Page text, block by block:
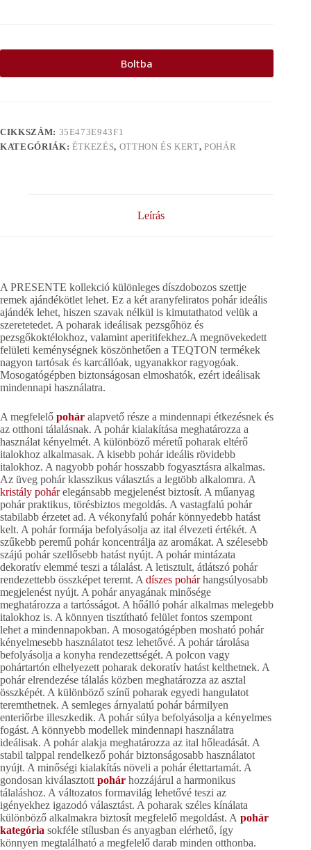
Boltba
CIKKSZÁM: 35E473E943F1
KATEGÓRIÁK: ÉTKEZÉS, OTTHON ÉS KERT,POHÁR
Leírás
A PRESENTE kollekció különleges díszdobozos szettje
remek ajándékötlet lehet. Ez a két aranyfeliratos pohár ideális
ajándék lehet, hiszen szavak nélkül is kimutathatod velük a
szeretetedet. A poharak ideálisak pezsgőhöz és
pezsgőkoktélokhoz, valamint aperitifekhez.A megnövekedett
felületi keménységnek köszönhetően a TEQTON termékek
nagyon tartósak és karcállóak, ugyanakkor ragyogóak.
Mosogatógépben biztonságosan elmoshatók, ezért ideálisak
mindennapi használatra.
A megfelelő pohár alapvető része a mindennapi étkezésnek és
az otthoni tálalásnak. A pohár kialakítása meghatározza a
használat kényelmét. A különböző méretű poharak eltérő
italokhoz alkalmasak. A kisebb pohár ideális rövidebb
italokhoz. A nagyobb pohár hosszabb fogyasztásra alkalmas.
Az üveg pohár klasszikus választás a legtöbb alkalomra. A
kristály pohárelegánsabb megjelenést biztosít. A műanyag
pohár praktikus, törésbiztos megoldás. A vastagfalú pohár
stabilabb érzetet ad. A vékonyfalú pohár könnyedebb hatást
kelt. A pohár formája befolyásolja az ital élvezeti értékét. A
szűkebb peremű pohár koncentrálja az aromákat. A szélesebb
szájú pohár szellősebb hatást nyújt. A pohár mintázata
dekoratív elemmé teszi a tálalást. A letisztult, átlátszó pohár
rendezettebb összképet teremt. Adíszes pohárhangsúlyosabb
megjelenést nyújt. A pohár anyagának minősége
meghatározza a tartósságot. A hőálló pohár alkalmas melegebb
italokhoz is. A könnyen tisztítható felület fontos szempont
lehet a mindennapokban. A mosogatógépben mosható pohár
kényelmesebb használatot tesz lehetővé. A pohár tárolása
befolyásolja a konyha rendezettségét. A polcon vagy
pohártartón elhelyezett poharak dekoratív hatást kelthetnek. A
pohár elrendezése tálalás közben meghatározza az asztal
összképét. A különböző színű poharak egyedi hangulatot
teremthetnek. A semleges árnyalatú pohár bármilyen
enteriőrbe illeszkedik. A pohár súlya befolyásolja a kényelmes
fogást. A könnyebb modellek mindennapi használatra
ideálisak. A pohár alakja meghatározza az ital hőleadását. A
stabil talppal rendelkező pohár biztonságosabb használatot
nyújt. A minőségi kialakítás növeli a pohár élettartamát. A
gondosan kiválasztottpohár hozzájárul a harmonikus
tálaláshoz. A változatos formavilág lehetővé teszi az
igényekhez igazodó választást. A poharak széles kínálata
különböző alkalmakra biztosít megfelelő megoldást. A pohár
kategória sokféle stílusban és anyagban elérhető, így
könnyen megtalálható a megfelelő darab minden otthonba.